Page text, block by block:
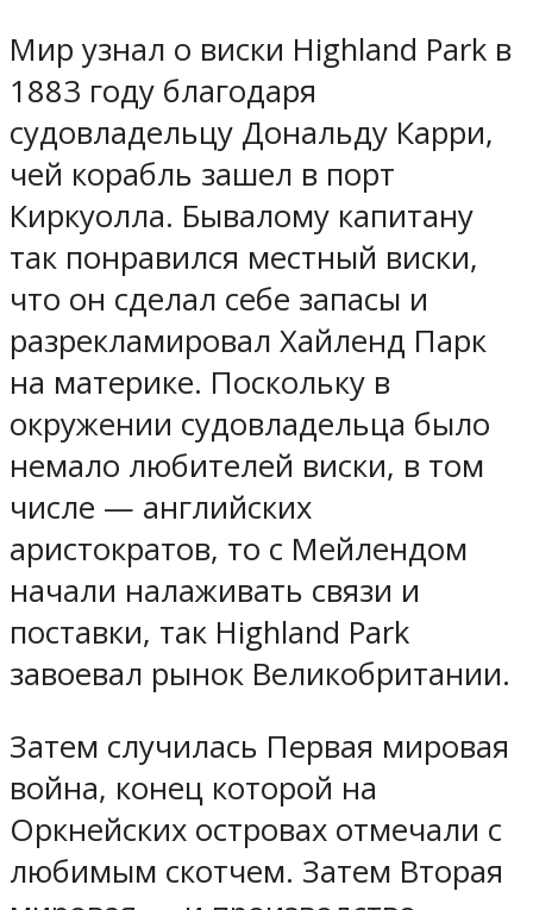
Мир узнал о виски Highland Park в
1883 году благодаря
судовладельцу Дональду Карри,
чей корабль зашел в порт
Киркуолла. Бывалому капитану
так понравился местный виски,
что он сделал себе запасы и
разрекламировал Хайленд Парк
на материке. Поскольку в
окружении судовладельца было
немало любителей виски, в том
числе — английских
аристократов, то с Мейлендом
начали налаживать связи и
поставки, так Highland Park
завоевал рынок Великобритании.
Затем случилась Первая мировая
война, конец которой на
Оркнейских островах отмечали с
любимым скотчем. Затем Вторая